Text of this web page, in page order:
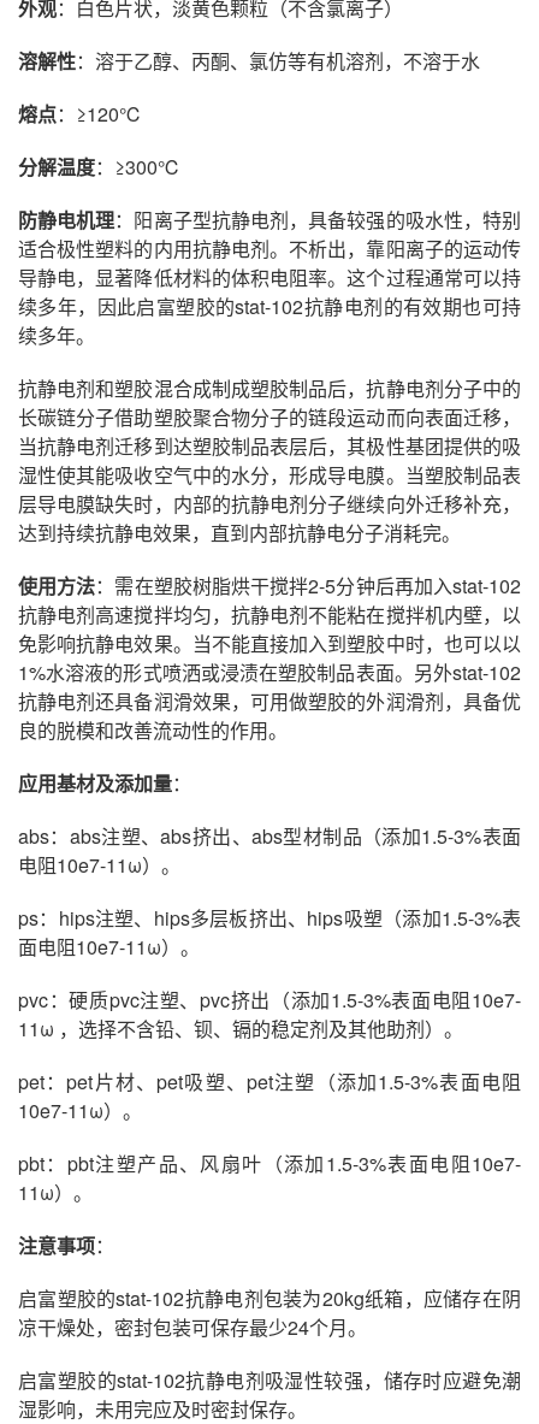
外观：白色片状，淡黄色颗粒（不含氯离子）
溶解性：溶于乙醇、丙酮、氯仿等有机溶剂，不溶于水
熔点：≥120℃
分解温度：≥300℃
防静电机理：阳离子型抗静电剂，具备较强的吸水性，特别
适合极性塑料的内用抗静电剂。不析出，靠阳离子的运动传
导静电，显著降低材料的体积电阻率。这个过程通常可以持
续多年，因此启富塑胶的stat-102抗静电剂的有效期也可持
续多年。
抗静电剂和塑胶混合成制成塑胶制品后，抗静电剂分子中的
长碳链分子借助塑胶聚合物分子的链段运动而向表面迁移，
当抗静电剂迁移到达塑胶制品表层后，其极性基团提供的吸
湿性使其能吸收空气中的水分，形成导电膜。当塑胶制品表
层导电膜缺失时，内部的抗静电剂分子继续向外迁移补充，
达到持续抗静电效果，直到内部抗静电分子消耗完。
使用方法：需在塑胶树脂烘干搅拌2-5分钟后再加入stat-102
抗静电剂高速搅拌均匀，抗静电剂不能粘在搅拌机内壁，以
免影响抗静电效果。当不能直接加入到塑胶中时，也可以以
1%水溶液的形式喷洒或浸渍在塑胶制品表面。另外stat-102
抗静电剂还具备润滑效果，可用做塑胶的外润滑剂，具备优
良的脱模和改善流动性的作用。
应用基材及添加量：
abs：abs注塑、abs挤出、abs型材制品（添加1.5-3%表面
电阻10e7-11ω）。
ps：hips注塑、hips多层板挤出、hips吸塑（添加1.5-3%表
面电阻10e7-11ω）。
pvc：硬质pvc注塑、pvc挤出（添加1.5-3%表面电阻10e7-
11ω ，选择不含铅、钡、镉的稳定剂及其他助剂）。
pet：pet片材、pet吸塑、pet注塑（添加1.5-3%表面电阻
10e7-11ω）。
pbt：pbt注塑产品、风扇叶（添加1.5-3%表面电阻10e7-
11ω）。
注意事项：
启富塑胶的stat-102抗静电剂包装为20kg纸箱，应储存在阴
凉干燥处，密封包装可保存最少24个月。
启富塑胶的stat-102抗静电剂吸湿性较强，储存时应避免潮
湿影响，未用完应及时密封保存。